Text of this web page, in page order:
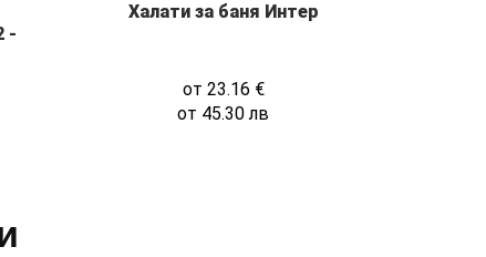
-
Халати за баня Интер
от 23.16 €
от 45.30лв